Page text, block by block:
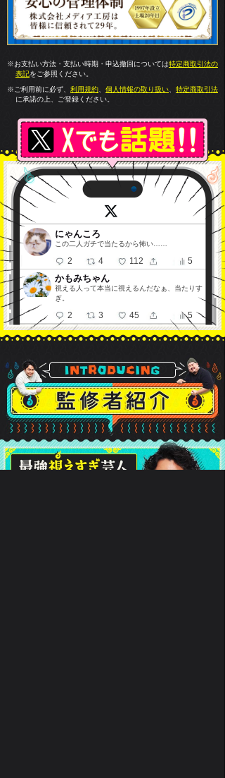
※お支払い方法・支払い時期・申込撤回については特定商取引法の
表記をご参照ください。
※ご利用前に必ず、 利用規約、 個人情報の取り扱い、 特定商取引法
に承諾の上、ご登録ください。
にゃんころ
この二人ガチで当たるから怖い……
2 4 112 5
かもみちゃん
視える人って本当に視えるんだなぁ、当たりす
ぎ。
2 3 45 5